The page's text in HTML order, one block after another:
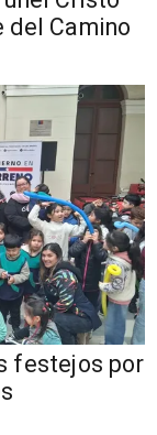
del Camino
festejos por